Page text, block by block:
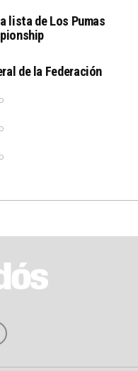
lista de Los Pumas
de la Federación